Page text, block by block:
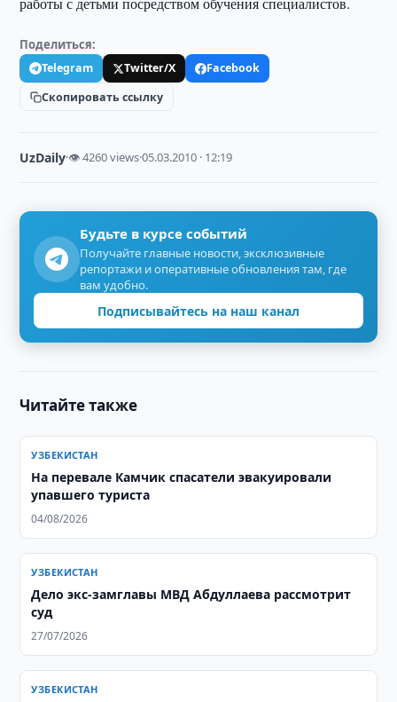
Поделиться:
Telegram Twitter/X
Facebook
Скопировать ссылку
UzDaily·👁 4260 views·05.03.2010 · 12:19
Будьте в курсе событий
Получайте главные новости, эксклюзивные
репортажи и оперативные обновления там, где
вам удобно.
Подписывайтесь на наш канал
Читайте также
УЗБЕКИСТАН
На перевале Камчик спасатели эвакуировали
упавшего туриста
04/08/2026
УЗБЕКИСТАН
Дело экс-замглавы МВД Абдуллаева рассмотрит
суд
27/07/2026
УЗБЕКИСТАН